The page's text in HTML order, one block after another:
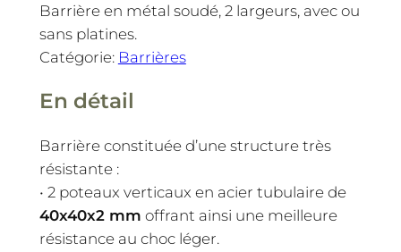
Barrière en métal soudé, 2 largeurs, avec ou
sans platines.
Catégorie: Barrières
En détail
Barrière constituée d’une structure très
résistante :
• 2 poteaux verticaux en acier tubulaire de
40x40x2 mm offrant ainsi une meilleure
résistance au choc léger.